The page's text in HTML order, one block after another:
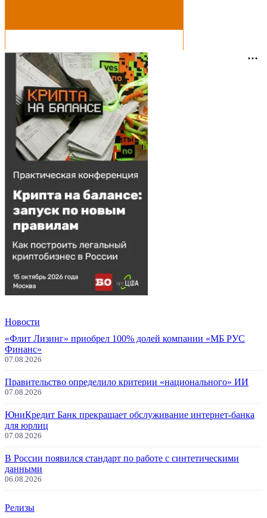
Новости
«Флит Лизинг» приобрел 100% долей компании «МБ РУС
Финанс»
07.08.2026
Правительство определило критерии «национального» ИИ
07.08.2026
ЮниКредит Банк прекращает обслуживание интернет-банка
для юрлиц
07.08.2026
В России появился стандарт по работе с синтетическими
данными
06.08.2026
Релизы